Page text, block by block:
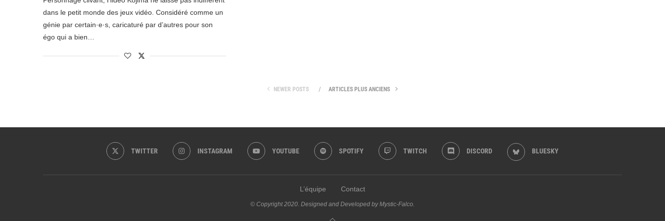
dans le petit monde des jeux vidéo. Considéré comme un
génie par certain·e·s, caricaturé par d’autres pour son
égo qui a bien…
NEWER POSTS ARTICLES PLUS ANCIENS
TWITTER INSTAGRAM YOUTUBE SPOTIFY TWITCH DISCORD BLUESKY
L’équipe Contact
© Copyright 2020. Designed and Developed by Mystic-Falco.